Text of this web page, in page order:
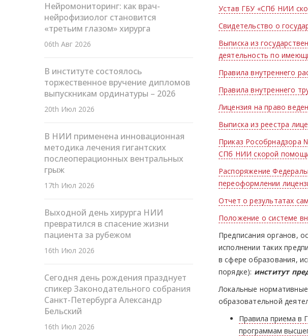
Устав ГБУ «СПб НИИ
Cвидетельство о
Выписка из
деятельность по
Правила внутреннего
Правила внутреннего
Лицензия на право
Выписка из реестра
Приказ Рособрнадзора
СПб НИИ скорой
Распоряжение
переоформлении
Отчет о результатах
Положение о системе
Предписания органов,
исполнении таких
в сфере образования,
порядке): институт
Локальные
образовательной
Правила приема в
программам
Нейромониторинг: как врач-
нейрофизиолог становится
«третьим глазом» хирурга
06th Авг 2026
В институте состоялось
торжественное вручение дипломов
выпускникам ординатуры – 2026
20th Июл 2026
В НИИ применена инновационная
методика лечения гигантских
послеоперационных вентральных
грыж
17th Июл 2026
Выходной день хирурга НИИ
превратился в спасение жизни
пациента за рубежом
16th Июл 2026
Сегодня день рождения празднует
спикер Законодательного собрания
Санкт-Петербурга Александр
Бельский
16th Июл 2026